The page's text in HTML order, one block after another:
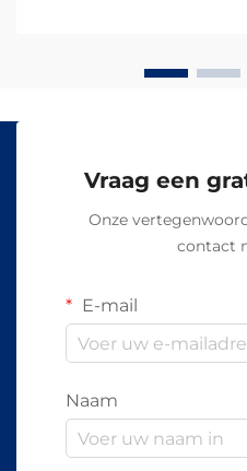
Vraag een
Onze
contact
E-mail
Naam